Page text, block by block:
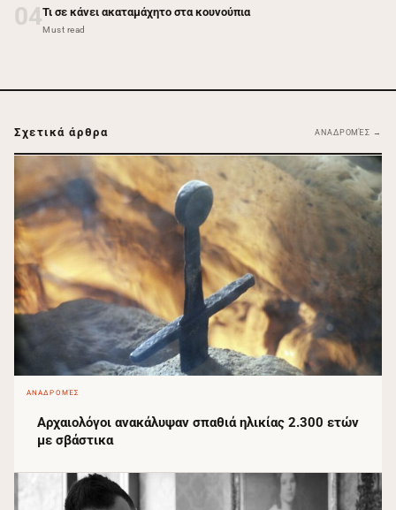
04Τι σε κάνει ακαταμάχητο στα κουνούπια
Must read
Σχετικά άρθρα ΑΝΑΔΡΟΜΈΣ →
ΑΝΑΔΡΟΜΈΣ
Αρχαιολόγοι ανακάλυψαν σπαθιά ηλικίας 2.300 ετών
με σβάστικα